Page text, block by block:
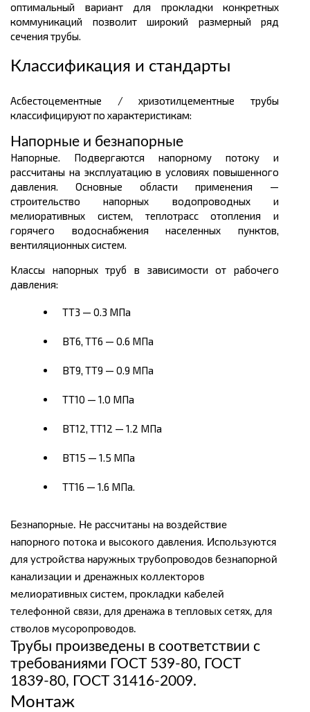
оптимальный вариант для прокладки конкретных
коммуникаций позволит широкий размерный ряд
сечения трубы.
Классификация и стандарты
Асбестоцементные / хризотилцементные трубы
классифицируют по характеристикам:
Напорные и безнапорные
Напорные. Подвергаются напорному потоку и
рассчитаны на эксплуатацию в условиях повышенного
давления. Основные области применения —
строительство напорных водопроводных и
мелиоративных систем, теплотрасс отопления и
горячего водоснабжения населенных пунктов,
вентиляционных систем.
Классы напорных труб в зависимости от рабочего
давления:
ТТ3 — 0.3 МПа
ВТ6, ТТ6 — 0.6 МПа
ВТ9, ТТ9 — 0.9 МПа
ТТ10 — 1.0 МПа
ВТ12, ТТ12 — 1.2 МПа
ВТ15 — 1.5 МПа
ТТ16 — 1.6 МПа.
Безнапорные. Не рассчитаны на воздействие
напорного потока и высокого давления. Используются
для устройства наружных трубопроводов безнапорной
канализации и дренажных коллекторов
мелиоративных систем, прокладки кабелей
телефонной связи, для дренажа в тепловых сетях, для
стволов мусоропроводов.
Трубы произведены в соответствии с
требованиями ГОСТ 539-80, ГОСТ
1839-80, ГОСТ 31416-2009.
Монтаж